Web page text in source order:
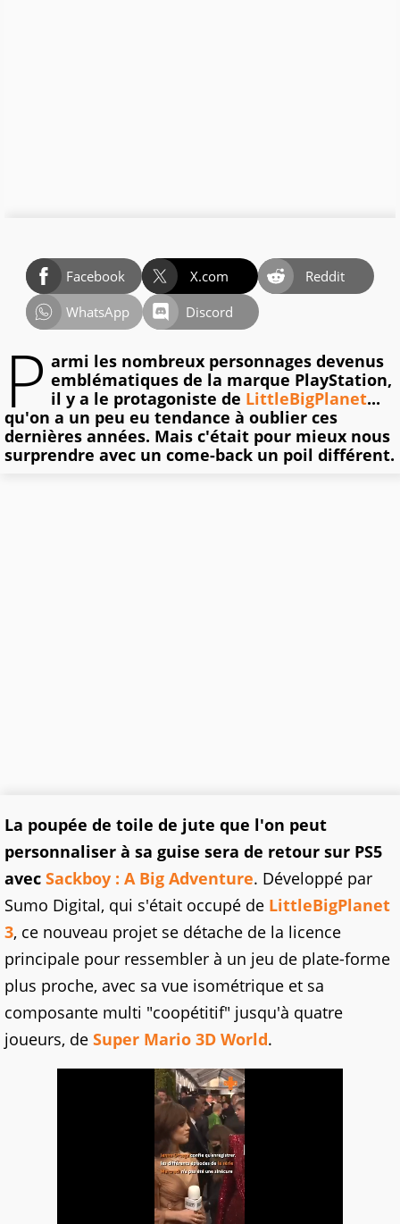
Facebook X.com
Reddit
WhatsApp
Discord
P armi les nombreux personnages devenus
emblématiques de la marque PlayStation,
il y a le protagoniste de LittleBigPlanet...
qu'on a un peu eu tendance à oublier ces
dernières années. Mais c'était pour mieux nous
surprendre avec un come-back un poil différent.
La poupée de toile de jute que l'on peut
personnaliser à sa guise sera de retour sur PS5
avec Sackboy : A Big Adventure. Développé par
Sumo Digital, qui s'était occupé de LittleBigPlanet
3, ce nouveau projet se détache de la licence
principale pour ressembler à un jeu de plate-forme
plus proche, avec sa vue isométrique et sa
composante multi "coopétitif" jusqu'à quatre
joueurs, de Super Mario 3D World.